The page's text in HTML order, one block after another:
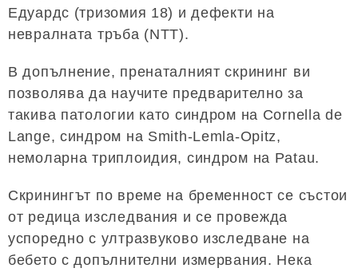
Едуардс (тризомия 18) и дефекти на
невралната тръба (NTT).
В допълнение, пренаталният скрининг ви
позволява да научите предварително за
такива патологии като синдром на Cornella de
Lange, синдром на Smith-Lemla-Opitz,
немоларна триплоидия, синдром на Patau.
Скринингът по време на бременност се състои
от редица изследвания и се провежда
успоредно с ултразвуково изследване на
бебето с допълнителни измервания. Нека